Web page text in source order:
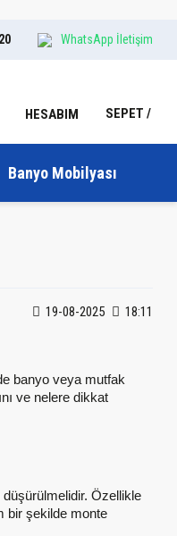
WhatsApp İletişim
HESABIM SEPET
Banyo Mobilyası
19-08-2025 18:11
banyo veya mutfak
ve nelere dikkat
düşürülmelidir. Özellikle
bir şekilde monte